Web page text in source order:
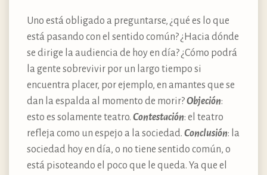
Uno está obligado a preguntarse, ¿qué es lo que
está pasando con el sentido común? ¿Hacia dónde
se dirige la audiencia de hoy en día? ¿Cómo podrá
la gente sobrevivir por un largo tiempo si
encuentra placer, por ejemplo, en amantes que se
dan la espalda al momento de morir?Objeción:
esto es solamente teatro. Contestación: el teatro
refleja como un espejo a la sociedad. Conclusión: la
sociedad hoy en día, o no tiene sentido común, o
está pisoteando el poco que le queda. Ya que el